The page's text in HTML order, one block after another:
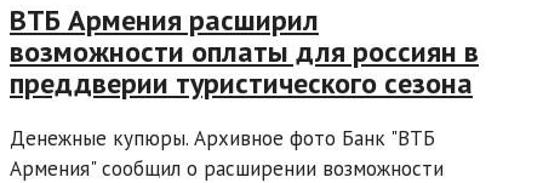
ВТБ Армения расширил
возможности оплаты для россиян в
преддверии туристического сезона
Денежные купюры. Архивное фото Банк "ВТБ
Армения" сообщил о расширении возможности